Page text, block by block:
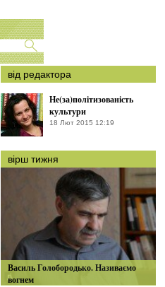
від редактора
Не(за)політизованість
культури
18 Лют 2015 12:19
вірш тижня
Василь Голобородько. Називаємо
вогнем